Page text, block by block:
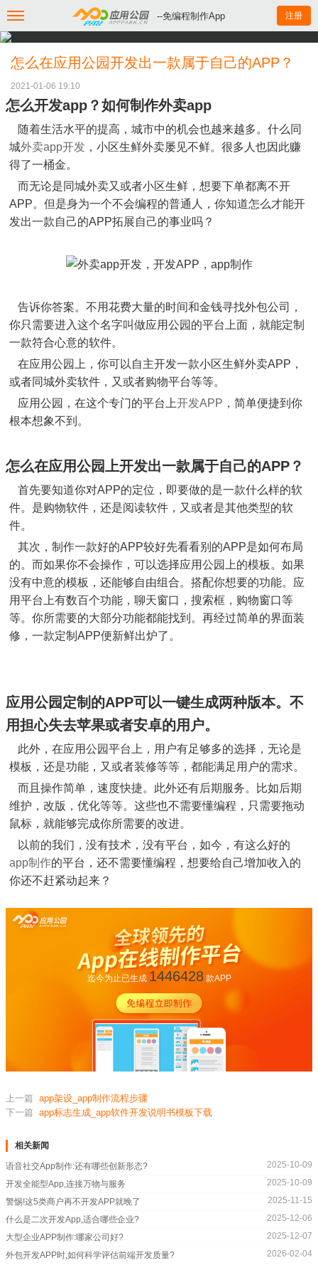
--免编程制作App 注册
怎么在应用公园开发出一款属于自己的APP？
2021-01-06 19:10
怎么开发app？如何制作外卖app
随着生活水平的提高，城市中的机会也越来越多。什么同
城外卖app开发 ，小区生鲜外卖屡见不鲜。很多人也因此赚
得了一桶金。
而无论是同城外卖又或者小区生鲜，想要下单都离不开
APP。但是身为一个不会编程的普通人，你知道怎么才能开
发出一款自己的APP拓展自己的事业吗？
告诉你答案。不用花费大量的时间和金钱寻找外包公司，
你只需要进入这个名字叫做应用公园的平台上面，就能定制
一款符合心意的软件。
在应用公园上，你可以自主开发一款小区生鲜外卖APP，
或者同城外卖软件，又或者购物平台等等。
应用公园，在这个专门的平台上开发APP ，简单便捷到你
根本想象不到。
怎么在应用公园上开发出一款属于自己的APP？
首先要知道你对APP的定位，即要做的是一款什么样的软
件。是购物软件，还是阅读软件，又或者是其他类型的软
件。
其次，制作一款好的APP较好先看看别的APP是如何布局
的。而如果你不会操作，可以选择应用公园上的模板。如果
没有中意的模板，还能够自由组合。搭配你想要的功能。应
用平台上有数百个功能，聊天窗口，搜索框，购物窗口等
等。你所需要的大部分功能都能找到。再经过简单的界面装
修，一款定制APP便新鲜出炉了。
应用公园定制的APP可以一键生成两种版本。不
用担心失去苹果或者安卓的用户。
此外，在应用公园平台上，用户有足够多的选择，无论是
模板，还是功能，又或者装修等等，都能满足用户的需求。
而且操作简单，速度快捷。此外还有后期服务。比如后期
维护，改版，优化等等。这些也不需要懂编程，只需要拖动
鼠标，就能够完成你所需要的改进。
以前的我们，没有技术，没有平台，如今，有这么好的
app制作的平台，还不需要懂编程，想要给自己增加收入的
你还不赶紧动起来？
迄今为止已生成 1446428款APP
上一篇 app架设_app制作流程步骤
下一篇 app标志生成_app软件开发说明书模板下载
相关新闻
语音社交App制作:还有哪些创新形态?
2025-10-09
开发全能型App,连接万物与服务
2025-10-09
警惕!这5类商户再不开发APP就晚了
2025-11-15
什么是二次开发App,适合哪些企业?
2025-12-06
大型企业APP制作:哪家公司好?
2025-12-07
外包开发APP时,如何科学评估前端开发质量?
2026-02-04